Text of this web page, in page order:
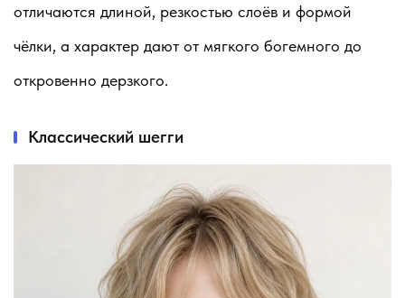
отличаются длиной, резкостью слоёв и формой
чёлки, а характер дают от мягкого богемного до
откровенно дерзкого.
Классический шегги